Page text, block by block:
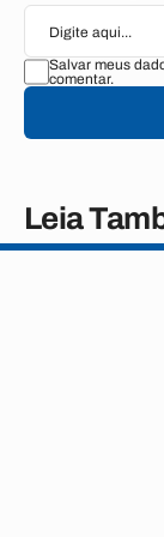
Salvar meus
comentar.
Leia